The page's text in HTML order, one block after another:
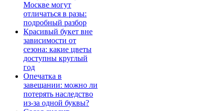
Москве могут
отличаться в разы:
подробный разбор
Красивый букет вне
зависимости от
сезона: какие цветы
доступны круглый
год
Опечатка в
завещании: можно ли
потерять наследство
из-за одной буквы?